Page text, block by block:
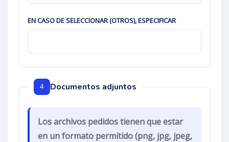
EN CASO DE SELECCIONAR (OTROS), ESPECIFICAR
4 Documentos adjuntos
Los archivos pedidos tienen que estar
en un formato permitido (png, jpg, jpeg,